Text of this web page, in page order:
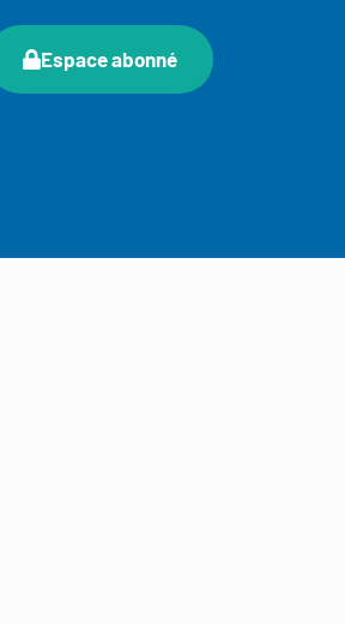
Espace abonné